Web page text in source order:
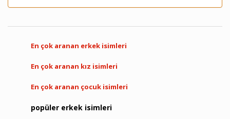
En çok aranan erkek isimleri
En çok aranan kız isimleri
En çok aranan çocuk isimleri
popüler erkek isimleri